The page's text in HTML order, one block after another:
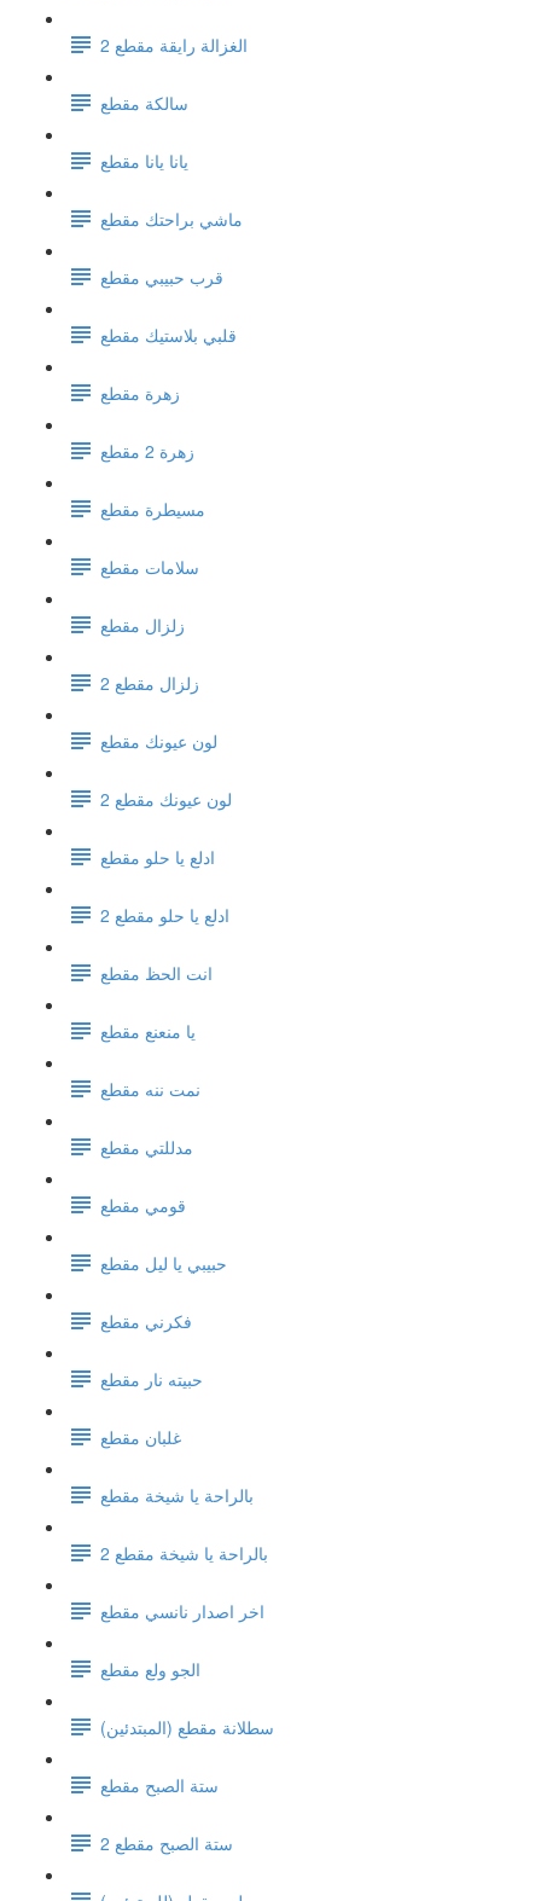
الغزالة رايقة مقطع 2
سالكة مقطع
يانا يانا مقطع
ماشي براحتك مقطع
قرب حبيبي مقطع
قلبي بلاستيك مقطع
زهرة مقطع
زهرة 2 مقطع
مسيطرة مقطع
سلامات مقطع
زلزال مقطع
زلزال مقطع 2
لون عيونك مقطع
لون عيونك مقطع 2
ادلع يا حلو مقطع
ادلع يا حلو مقطع 2
انت الحظ مقطع
يا منعنع مقطع
نمت ننه مقطع
مدللتي مقطع
قومي مقطع
حبيبي يا ليل مقطع
فكرني مقطع
حبيته نار مقطع
غلبان مقطع
بالراحة يا شيخة مقطع
بالراحة يا شيخة مقطع 2
اخر اصدار نانسي مقطع
الجو ولع مقطع
سطلانة مقطع (المبتدئين)
ستة الصبح مقطع
ستة الصبح مقطع 2